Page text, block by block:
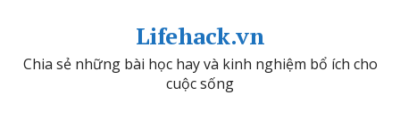
Lifehack.vn
Chia sẻ những bài học hay và kinh nghiệm bổ ích cho
cuộc sống